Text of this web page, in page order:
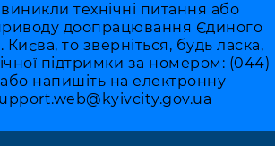
технічні питання або
доопрацювання Єдиного
то зверніться, будь ласка,
підтримки за номером: (044)
напишіть на електронну